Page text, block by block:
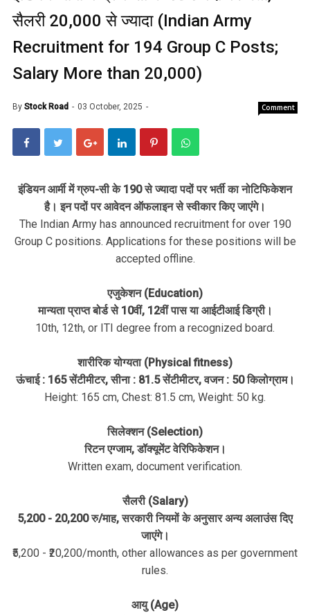
सैलरी 20,000 से ज्यादा (Indian Army
Recruitment for 194 Group C Posts;
Salary More than 20,000)
By Stock Road 03 October, 2025 Comment
इंडियन आर्मी में ग्रुप-सी के 190 से ज्यादा पदों पर भर्ती का नोटिफिकेशन
है। इन पदों पर आवेदन ऑफलाइन से स्वीकार किए जाएंगे।
The Indian Army has announced recruitment for over 190
Group C positions. Applications for these positions will be
accepted offline.
एजुकेशन (Education)
मान्यता प्राप्त बोर्ड से 10वीं, 12वीं पास या आईटीआई डिग्री।
10th, 12th, or ITI degree from a recognized board.
शारीरिक योग्यता (Physical fitness)
ऊंचाई : 165 सेंटीमीटर, सीना : 81.5 सेंटीमीटर, वजन : 50 किलोग्राम।
Height: 165 cm, Chest: 81.5 cm, Weight: 50 kg.
सिलेक्शन (Selection)
रिटन एग्जाम, डॉक्यूमेंट वेरिफिकेशन।
Written exam, document verification.
सैलरी (Salary)
5,200 - 20,200 रु/माह, सरकारी नियमों के अनुसार अन्य अलाउंस दिए
जाएंगे।
₹5,200 - ₹20,200/month, other allowances as per government
rules.
आयु (Age)